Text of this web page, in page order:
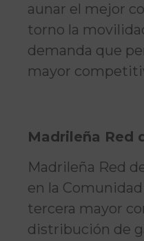
aunar el mejor
torno la
demanda que
mayor
Madrileña Red
Madrileña Red
en la
tercera mayor
distribución de